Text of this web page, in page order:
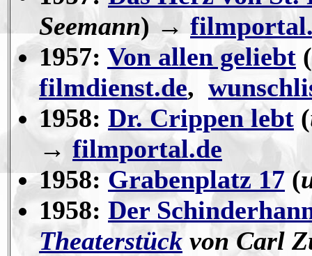
Seemann)→
1957: Von allen geliebt (
filmdienst.de,
1958: Dr. Crippen lebt (
→ filmportal.de
1958:Grabenplatz 17 (
1958: Der
Theaterstück von Carl